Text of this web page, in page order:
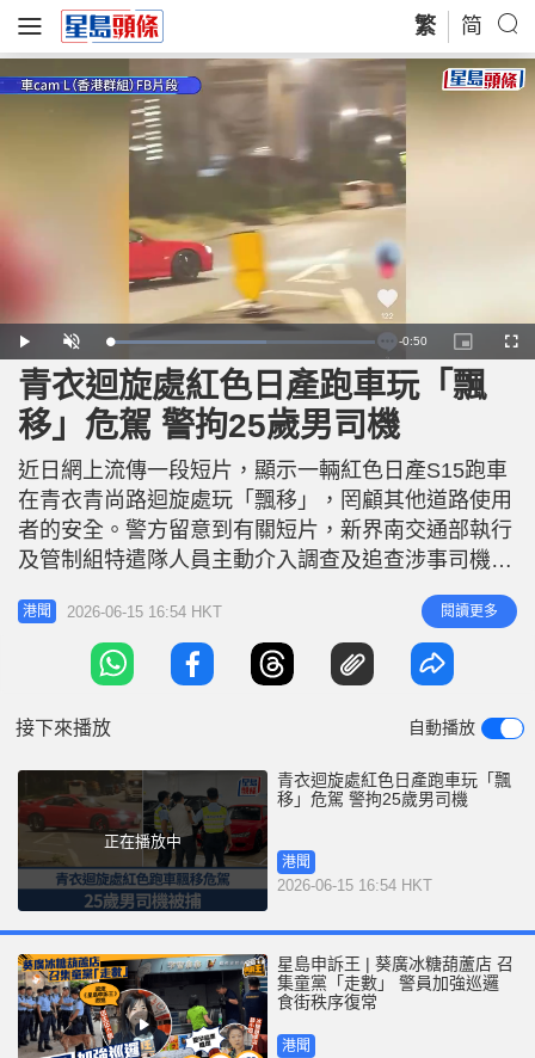
繁 简
P
l
a
y
U
n
m
u
t
L
o
a
d
e
:
5
9
5
8
%
R
e
i
n
i
e
-0:50
P
i
c
t
u
-
P
i
c
t
u
r
e
F
u
青衣迴旋處紅色日產跑車玩「飄
移」危駕 警拘25歲男司機
近日網上流傳一段短片，顯示一輛紅色日產S15跑車
在青衣青尚路迴旋處玩「飄移」，罔顧其他道路使用
者的安全。警方留意到有關短片，新界南交通部執行
及管制組特遣隊人員主動介入調查及追查涉事司機。
經深入調查以及翻查大量閉路電視片段後，人員於今
日（15日）上午拘捕一名25歲姓林本地男子，涉嫌
「危險駕駛」和「沒有第三者保險而使用車輛」。他
已獲准保釋候查，須於七月中旬向警方報到。有關私
港聞 2026-06-15 16:54 HKT 閱讀更多
接下來播放 自動播放
正在播放中
青衣迴旋處紅色日產跑車玩「飄
移」危駕 警拘25歲男司機
港聞
2026-06-15 16:54 HKT
星島申訴王 | 葵廣冰糖葫蘆店 召
集童黨「走數」 警員加強巡邏
食街秩序復常
港聞